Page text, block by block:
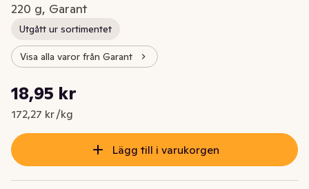
220 g, Garant
Utgått ur sortimentet
Visa alla varor från Garant
Nuvarande pris är: 18,95 kr
18,95 kr
172,27 kr /kg
Styckpris: 172,27 kr /kg
Lägg till i varukorgen